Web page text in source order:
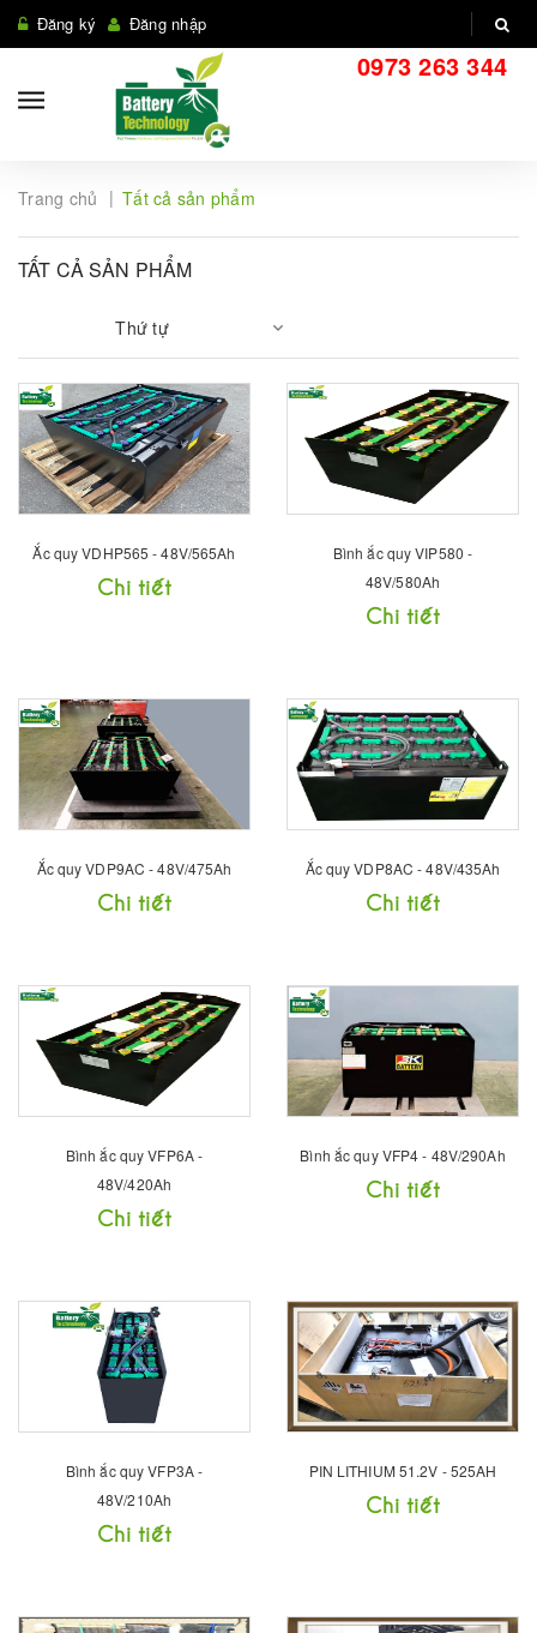
Đăng ký Đăng nhập
0973 263 344
Trang chủ | Tất cả sản phẩm
TẤT CẢ SẢN PHẨM
Thứ tự
Ắc quy VDHP565 - 48V/565Ah
Chi tiết
Bình ắc quy VIP580 -
48V/580Ah
Chi tiết
Ắc quy VDP9AC - 48V/475Ah
Chi tiết
Ắc quy VDP8AC - 48V/435Ah
Chi tiết
Bình ắc quy VFP6A -
48V/420Ah
Chi tiết
Bình ắc quy VFP4 - 48V/290Ah
Chi tiết
Bình ắc quy VFP3A -
48V/210Ah
Chi tiết
PIN LITHIUM 51.2V - 525AH
Chi tiết